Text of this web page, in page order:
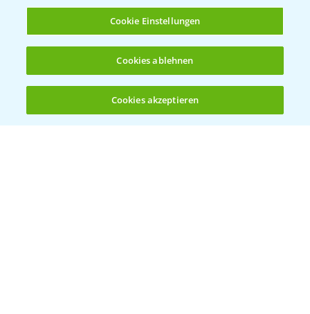
Herbizidstrategie Einmalbehandlung im
Mais
07.05.2025
(noch 4)
Cookie Einstellungen
Cookies ablehnen
Cookies akzeptieren